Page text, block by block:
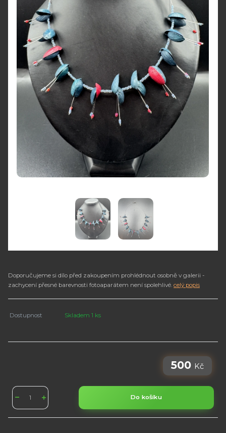
Doporučujeme si dílo před zakoupením prohlédnout osobně v galerii -
zachycení přesné barevnosti fotoaparátem není spolehlivé. celý popis
Dostupnost Skladem 1 ks
500 Kč
Do košíku